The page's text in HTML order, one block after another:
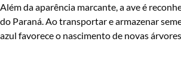
Além da aparência marcante, a ave é
do Paraná. Ao transportar e armazenar
azul favorece o nascimento de novas